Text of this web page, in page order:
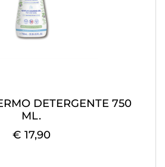
DETERGENTE 750
ML.
€ 17,90